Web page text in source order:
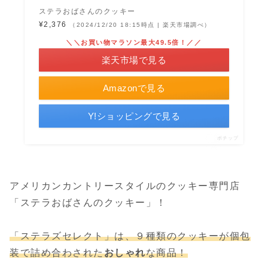
ステラおばさんのクッキー
¥2,376
（2024/12/20 18:15時点 | 楽天市場調べ）
Amazonで見る
＼＼お買い物マラソン最大49.5倍！／／
楽天市場で見る
Y!ショッピングで見る
ポチップ
アメリカンカントリースタイルのクッキー専門店
「ステラおばさんのクッキー」！
「ステラズセレクト」は、９種類のクッキーが個包
装で詰め合わされたおしゃれな商品！